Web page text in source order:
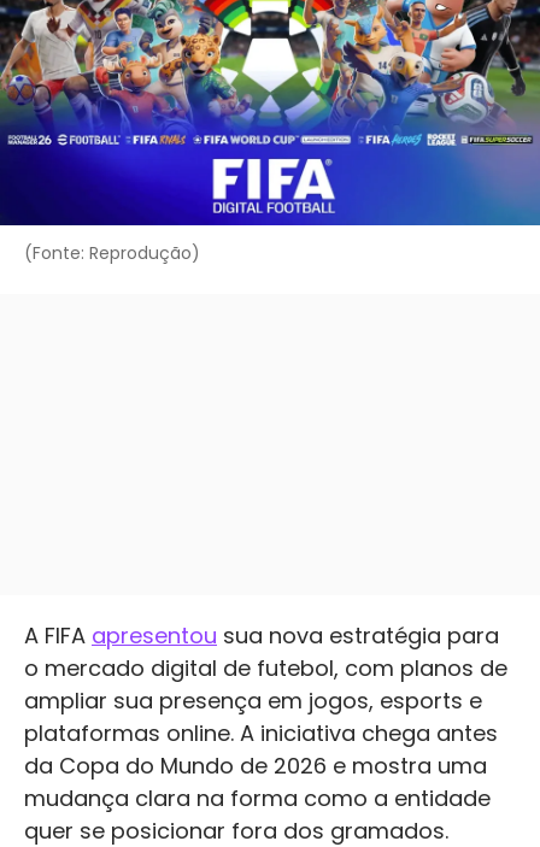
(Fonte: Reprodução)
A FIFA apresentou sua nova estratégia para
o mercado digital de futebol, com planos de
ampliar sua presença em jogos, esports e
plataformas online. A iniciativa chega antes
da Copa do Mundo de 2026 e mostra uma
mudança clara na forma como a entidade
quer se posicionar fora dos gramados.